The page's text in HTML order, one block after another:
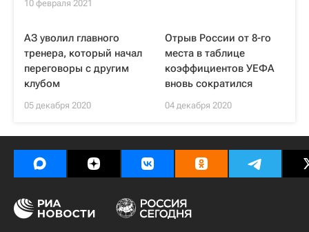
10 февраля 2021
АЗ уволил главного
тренера, который начал
переговоры с другим
клубом
05 декабря 2020
Отрыв России от 8-го
места в таблице
коэффициентов УЕФА
вновь сократился
04 декабря 2020